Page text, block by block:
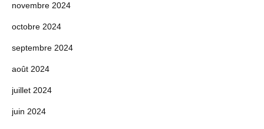
novembre 2024
octobre 2024
septembre 2024
août 2024
juillet 2024
juin 2024